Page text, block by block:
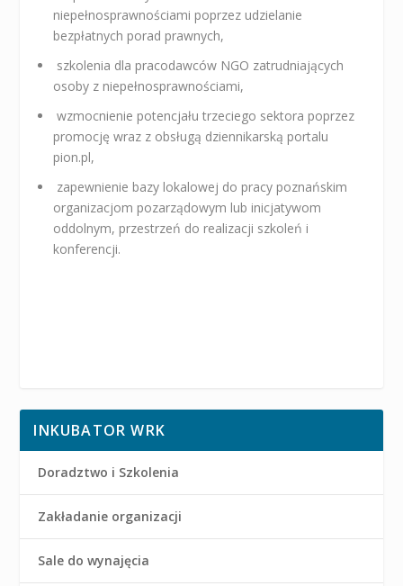
niepełnosprawnościami poprzez udzielanie
bezpłatnych porad prawnych,
szkolenia dla pracodawców NGO zatrudniających
osoby z niepełnosprawnościami,
wzmocnienie potencjału trzeciego sektora poprzez
promocję wraz z obsługą dziennikarską portalu
pion.pl,
zapewnienie bazy lokalowej do pracy poznańskim
organizacjom pozarządowym lub inicjatywom
oddolnym, przestrzeń do realizacji szkoleń i
konferencji.
INKUBATOR WRK
Doradztwo i Szkolenia
Zakładanie organizacji
Sale do wynajęcia